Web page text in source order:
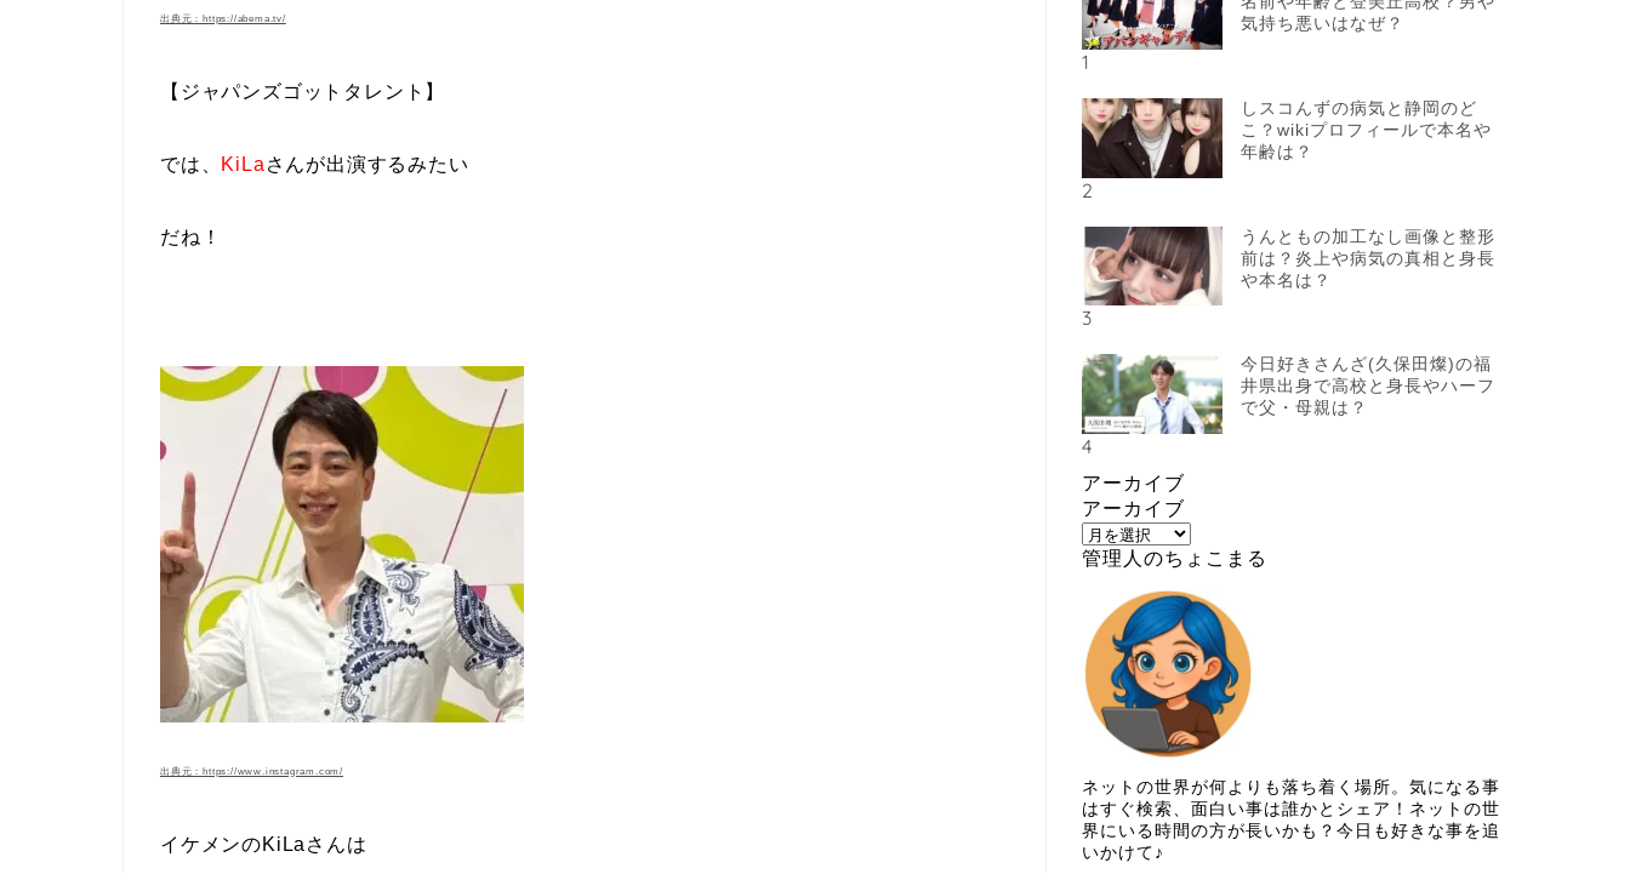
出典元：https://abema.tv/
【ジャパンズゴットタレント】
では、 KiLa さんが出演するみたい
だね！
出典元：https://www.instagram.com/
イケメンのKiLaさんは
1
気持ち悪いはなぜ？
2
しスコんずの病気と静岡のど
こ？wikiプロフィールで本名や
年齢は？
3
うんともの加工なし画像と整形
前は？炎上や病気の真相と身長
や本名は？
4
今日好きさんざ(久保田燦)の福
井県出身で高校と身長やハーフ
で父・母親は？
アーカイブ
アーカイブ
管理人のちょこまる
ネットの世界が何よりも落ち着く場所。気になる事
はすぐ検索、面白い事は誰かとシェア！ネットの世
界にいる時間の方が長いかも？今日も好きな事を追
いかけて♪